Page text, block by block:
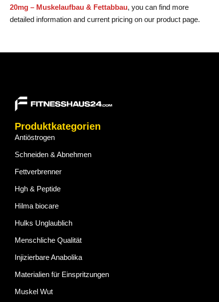
20mg – Muskelaufbau & Fettabbau, you can find more
detailed information and current pricing on our product page.
Produktkategorien
Antiöstrogen
Schneiden & Abnehmen
Fettverbrenner
Hgh & Peptide
Hilma biocare
Hulks Unglaublich
Menschliche Qualität
Injizierbare Anabolika
Materialien für Einspritzungen
Muskel Wut